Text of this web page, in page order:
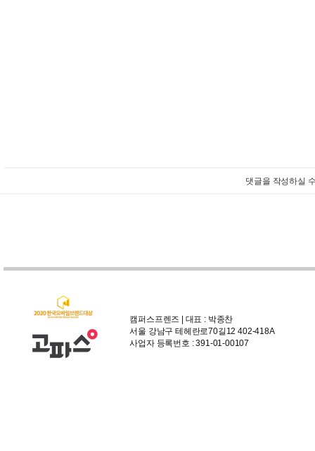
댓글을 작성하실
캠퍼스프렌즈 | 대표 : 박종찬
서울 강남구 테헤란로70길12 402-418A
사업자 등록번호 : 391-01-00107